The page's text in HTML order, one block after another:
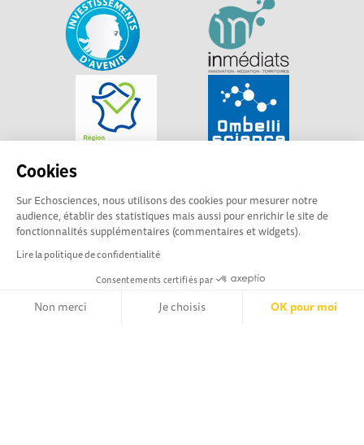
Cookies
Sur Echosciences, nous utilisons des cookies pour mesurer notre
audience, établir des statistiques mais aussi pour enrichir le site de
fonctionnalités supplémentaires (commentaires et widgets).
Lire la politique de confidentialité
Consentements certifiés par
Non merci Je choisis OK pour moi